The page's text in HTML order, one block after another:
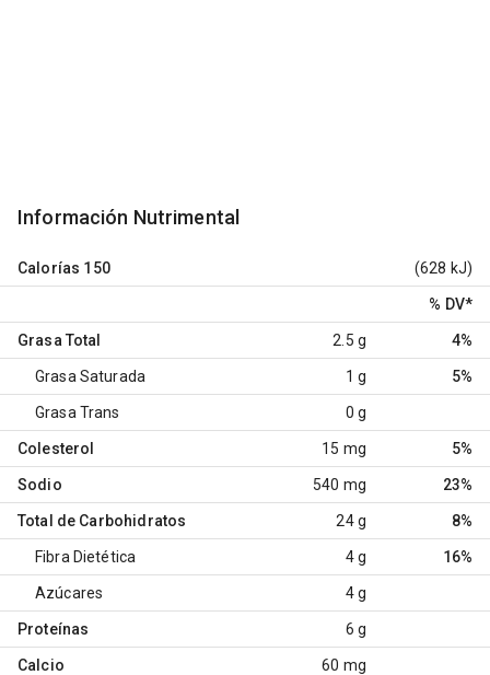
Información Nutrimental
Calorías 150 (628 kJ)
% DV*
Grasa Total 2.5 g 4%
Grasa Saturada 1 g 5%
Grasa Trans 0 g
Colesterol 15 mg 5%
Sodio 540 mg 23%
Total de Carbohidratos 24 g 8%
Fibra Dietética 4 g 16%
Azúcares 4 g
Proteínas 6 g
Calcio 60 mg